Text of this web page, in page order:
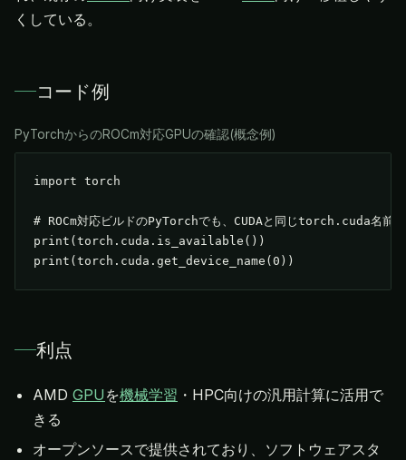
くしている。
コード例
PyTorchからのROCm対応GPUの確認(概念例)
import torch
# ROCm対応ビルドのPyTorchでも、CUDAと同じtorch.cuda名前
print(torch.cuda.is_available())
print(torch.cuda.get_device_name(0))
利点
AMD GPU を機械学習 ・HPC向けの汎用計算に活用で
きる
オープンソースで提供されており、ソフトウェアスタ